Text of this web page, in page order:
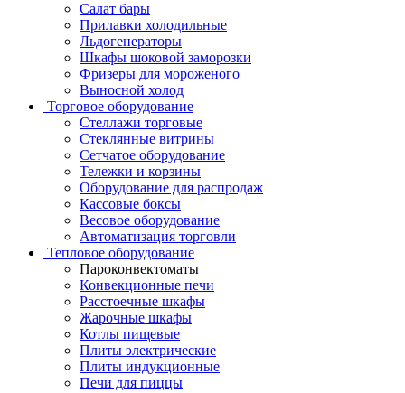
Салат бары
Прилавки холодильные
Льдогенераторы
Шкафы шоковой заморозки
Фризеры для мороженого
Выносной холод
Торговое оборудование
Стеллажи торговые
Стеклянные витрины
Сетчатое оборудование
Тележки и корзины
Оборудование для распродаж
Кассовые боксы
Весовое оборудование
Автоматизация торговли
Тепловое оборудование
Пароконвектоматы
Конвекционные печи
Расстоечные шкафы
Жарочные шкафы
Котлы пищевые
Плиты электрические
Плиты индукционные
Печи для пиццы